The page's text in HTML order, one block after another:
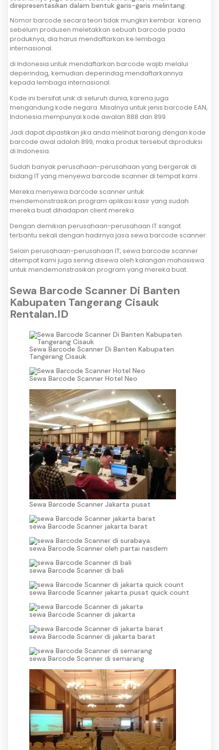
direpresentasikan dalam bentuk garis-garis melintang.
Nomor barcode secara teori tidak mungkin kembar. karena
sebelum produsen meletakkan sebuah barcode pada
produknya, dia harus mendaftarkan ke lembaga
internasional.
di Indonesia untuk mendaftarkan barcode wajib melalui
deperindag, kemudian deperindag mendaftarkannya
kepada lembaga internasional.
Kode ini bersifat unik di seluruh dunia, karena juga
mengandung kode negara. Misalnya untuk jenis barcode EAN,
Indonesia mempunyai kode awalan 888 dan 899.
Jadi dapat dipastikan jika anda melihat barang dengan kode
barcode awal adalah 899, maka produk tersebut diproduksi
di Indonesia.
Sudah banyak perusahaan-perusahaan yang bergerak di
bidang IT yang menyewa barcode scanner di tempat kami .
Mereka menyewa barcode scanner untuk
mendemonstrasikan program aplikasi kasir yang sudah
mereka buat dihadapan client mereka.
Dengan demikian perusahaan-perusahaan IT sangat
terbantu sekali dengan hadirnya jasa sewa barcode scanner.
Selain perusahaan-perusahaan IT, sewa barcode scanner
ditempat kami juga sering disewa oleh kalangan mahasiswa
untuk mendemonstrasikan program yang mereka buat.
Sewa Barcode Scanner Di Banten
Kabupaten Tangerang Cisauk
Rentalan.ID
Sewa Barcode Scanner Di Banten Kabupaten
Tangerang Cisauk
Sewa Barcode Scanner Hotel Neo
Sewa Barcode Scanner Jakarta pusat
sewa Barcode Scanner jakarta barat
sewa Barcode Scanner oleh partai nasdem
sewa Barcode Scanner di bali
sewa Barcode Scanner jakarta pusat quick count
sewa Barcode Scanner di jakarta
sewa Barcode Scanner di jakarta barat
sewa Barcode Scanner di semarang